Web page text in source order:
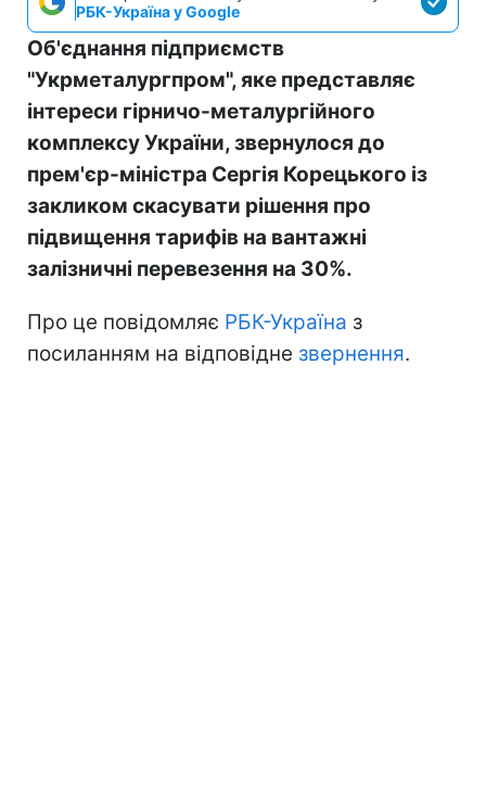
РБК-Україна у Google
Об'єднання підприємств
"Укрметалургпром", яке представляє
інтереси гірничо-металургійного
комплексу України, звернулося до
прем'єр-міністра Сергія Корецького із
закликом скасувати рішення про
підвищення тарифів на вантажні
залізничні перевезення на 30%.
Про це повідомляє РБК-Україна з
посиланням на відповідне звернення.